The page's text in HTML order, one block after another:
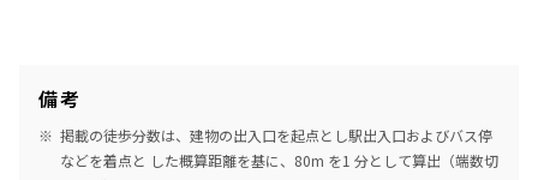
備考
掲載の徒歩分数は、建物の出入口を起点とし駅出入口およびバス停
などを着点と した概算距離を基に、80m を1 分として算出（端数切